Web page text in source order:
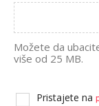
Možete da
više od 25 MB.
Pristajete na